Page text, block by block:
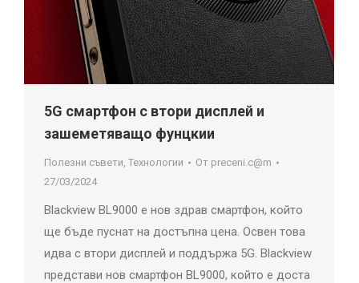
5G смартфон с втори дисплей и
зашеметяващо фунцкии
Полезни съвети Технологии От preceni.c@m
27/03/2024
Blackview BL9000 е нов здрав смартфон, който
ще бъде пуснат на достъпна цена. Освен това
идва с втори дисплей и поддържа 5G. Blackview
представи нов смартфон BL9000, който е доста